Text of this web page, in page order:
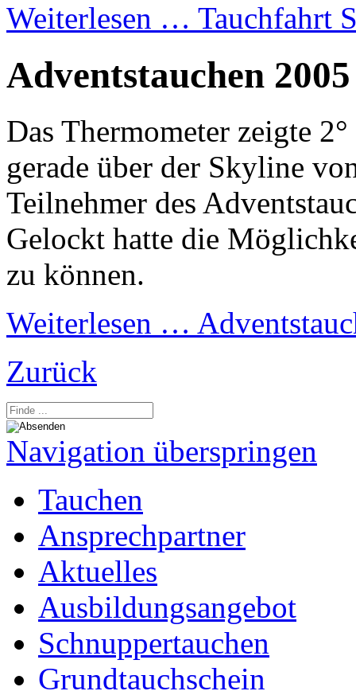
Weiterlesen … Tauchfahrt
Adventstauchen 2005
Das Thermometer zeigte
gerade über der Skyline
Teilnehmer des
Gelockt hatte die
zu können.
Weiterlesen …
Zurück
Navigation überspringen
Tauchen
Ansprechpartner
Aktuelles
Ausbildungsangebot
Schnuppertauchen
Grundtauchschein